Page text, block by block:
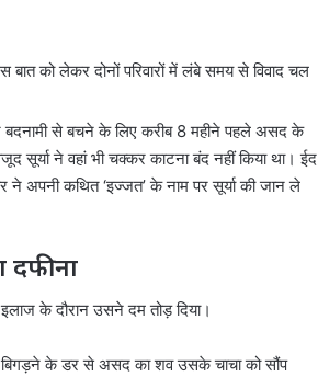
को लेकर दोनों परिवारों में लंबे समय से विवाद चल
बदनामी से बचने के लिए करीब 8 महीने पहले असद के
ने वहां भी चक्कर काटना बंद नहीं किया था। ईद
ने अपनी कथित ‘इज्जत’ के नाम पर सूर्या की जान ले
के दौरान उसने दम तोड़ दिया।
बिगड़ने के डर से असद का शव उसके चाचा को सौंप